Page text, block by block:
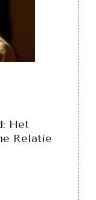
Het
Relatie